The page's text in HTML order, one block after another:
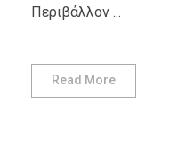
Περιβάλλον ...
Read More